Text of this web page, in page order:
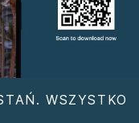
WSZYSTKO